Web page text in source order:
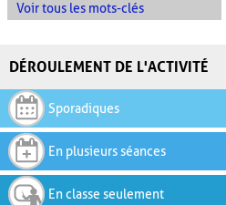
Voir tous les mots-clés
DÉROULEMENT DE L'ACTIVITÉ
Sporadiques
En plusieurs séances
En classe seulement